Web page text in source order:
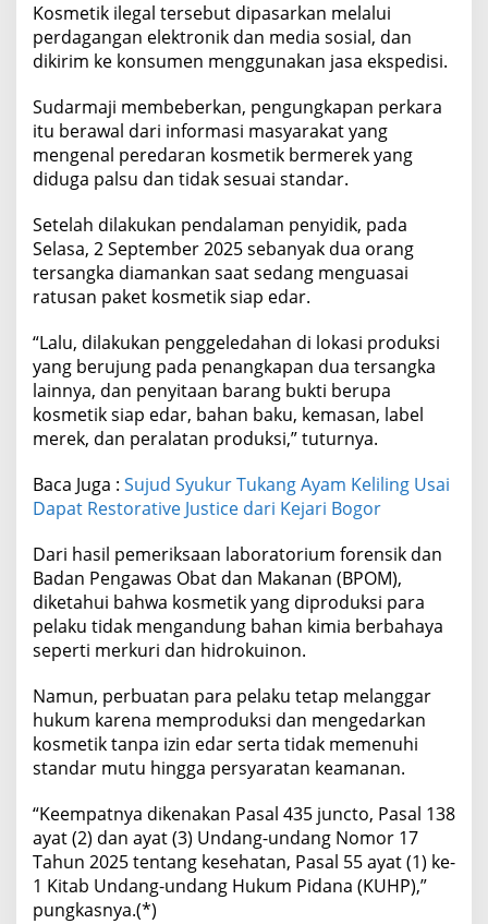
Kosmetik ilegal tersebut dipasarkan melalui
perdagangan elektronik dan media sosial, dan
dikirim ke konsumen menggunakan jasa ekspedisi.
Sudarmaji membeberkan, pengungkapan perkara
itu berawal dari informasi masyarakat yang
mengenal peredaran kosmetik bermerek yang
diduga palsu dan tidak sesuai standar.
Setelah dilakukan pendalaman penyidik, pada
Selasa, 2 September 2025 sebanyak dua orang
tersangka diamankan saat sedang menguasai
ratusan paket kosmetik siap edar.
“Lalu, dilakukan penggeledahan di lokasi produksi
yang berujung pada penangkapan dua tersangka
lainnya, dan penyitaan barang bukti berupa
kosmetik siap edar, bahan baku, kemasan, label
merek, dan peralatan produksi,” tuturnya.
Baca Juga : Sujud Syukur Tukang Ayam Keliling Usai
Dapat Restorative Justice dari Kejari Bogor
Dari hasil pemeriksaan laboratorium forensik dan
Badan Pengawas Obat dan Makanan (BPOM),
diketahui bahwa kosmetik yang diproduksi para
pelaku tidak mengandung bahan kimia berbahaya
seperti merkuri dan hidrokuinon.
Namun, perbuatan para pelaku tetap melanggar
hukum karena memproduksi dan mengedarkan
kosmetik tanpa izin edar serta tidak memenuhi
standar mutu hingga persyaratan keamanan.
“Keempatnya dikenakan Pasal 435 juncto, Pasal 138
ayat (2) dan ayat (3) Undang-undang Nomor 17
Tahun 2025 tentang kesehatan, Pasal 55 ayat (1) ke-
1 Kitab Undang-undang Hukum Pidana (KUHP),”
pungkasnya.(*)